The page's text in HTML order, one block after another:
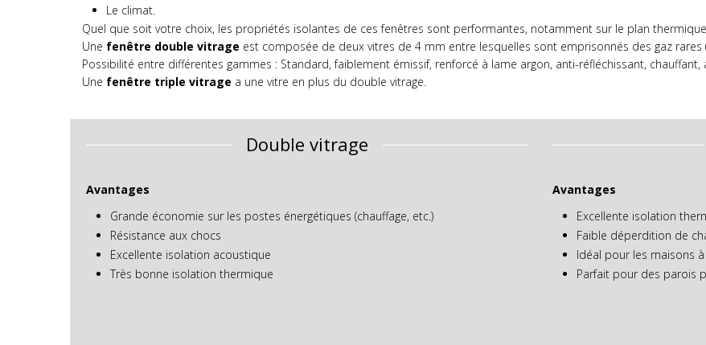
Le climat.
Quel que soit votre choix, les propriétés isolantes de ces fenêtres sont performantes, notamment sur le plan
Une fenêtre double vitrage est composée de deux vitres de 4 mm entre lesquelles sont emprisonnés des gaz rares
Possibilité entre différentes gammes : Standard, faiblement émissif, renforcé à lame argon, anti-réfléchissant, chauffant,
Une fenêtre triple vitrage a une vitre en plus du double vitrage.
Double vitrage
Avantages
Grande économie sur les postes énergétiques (chauffage, etc.)
Résistance aux chocs
Excellente isolation acoustique
Très bonne isolation thermique
Avantages
Excellente isolation
Faible déperdition de
Idéal pour les maisons
Parfait pour des parois